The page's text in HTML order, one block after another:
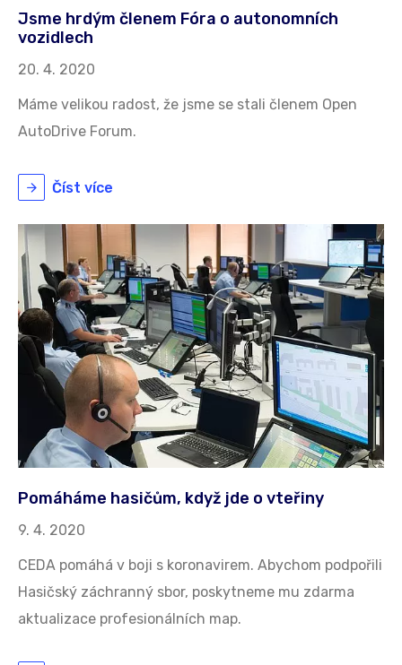
Jsme hrdým členem Fóra o autonomních
vozidlech
20. 4. 2020
Máme velikou radost, že jsme se stali členem Open
AutoDrive Forum.
Číst více
Pomáháme hasičům, když jde o vteřiny
9. 4. 2020
CEDA pomáhá v boji s koronavirem. Abychom podpořili
Hasičský záchranný sbor, poskytneme mu zdarma
aktualizace profesionálních map.